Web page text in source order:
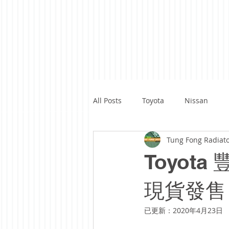
All Posts Toyota Nissan
Benz Subaru
Yamaha Kawasaki
Toyota
現貨發
Tung Fong
已更新： 2020年4月23日